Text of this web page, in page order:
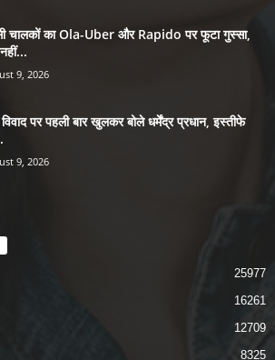
चालकों का Ola-Uber और Rapido पर फूटा गुस्सा,
9, 2026
पर पहली बार खुलकर बोले धर्मेंद्र प्रधान, इस्तीफे
9, 2026
25977
16261
12709
8325